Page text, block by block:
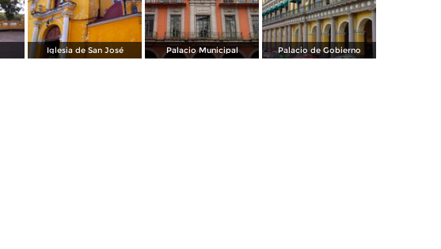
Iglesia de San José Palacio Municipal Palacio de Gobierno